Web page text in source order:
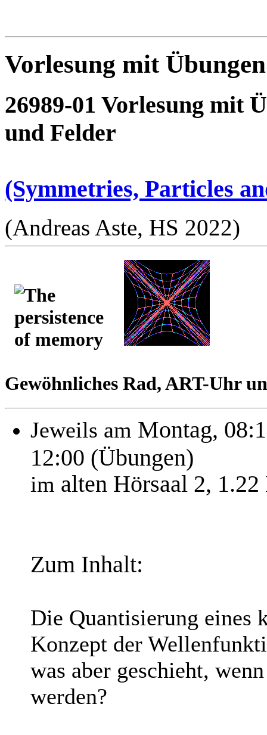
Vorlesung mit
26989-01 Vorlesung mit
und Felder
(Symmetries, Particles
(Andreas Aste, HS 2022)
Gewöhnliches Rad, ART-Uhr
Jeweils am Montag,
12:00 (Übungen)
im alten Hörsaal 2, 1.22
Zum Inhalt:
Die Quantisierung eines
Konzept der
was aber geschieht,
werden?